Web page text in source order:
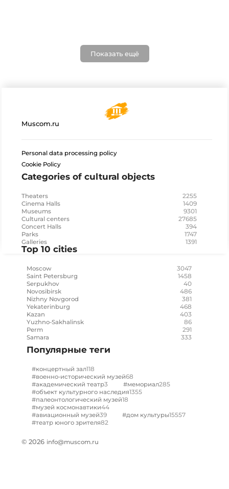
Показать ещё
Muscom.ru
Personal data processing policy
Cookie Policy
Categories of cultural objects
Theaters 2255
Cinema Halls 1409
Museums 9301
Cultural centers 27685
Concert Halls 394
Parks 1747
Galleries 1391
Top 10 cities
Moscow 3047
Saint Petersburg 1458
Serpukhov 40
Novosibirsk 486
Nizhny Novgorod 381
Yekaterinburg 468
Kazan 403
Yuzhno-Sakhalinsk 86
Perm 291
Samara 333
Популярные теги
#концертный зал118
#военно-исторический музей68
#академический театр3 #мемориал285
#объект культурного наследия1355
#палеонтологический музей18
#музей космонавтики44
#авиационный музей39 #дом культуры15557
#театр юного зрителя82
© 2026 info@muscom.ru